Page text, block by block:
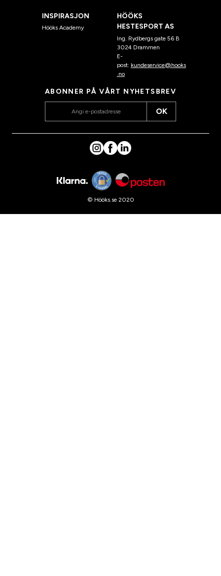
INSPIRASJON
Hööks Academy
HÖÖKS
HESTESPORT AS
Ing. Rydbergs gate 56 B
3024 Drammen
E-
post: kundeservice@hooks
.no
ABONNER PÅ VÅRT NYHETSBREV
OK
© Hööks.se 2020